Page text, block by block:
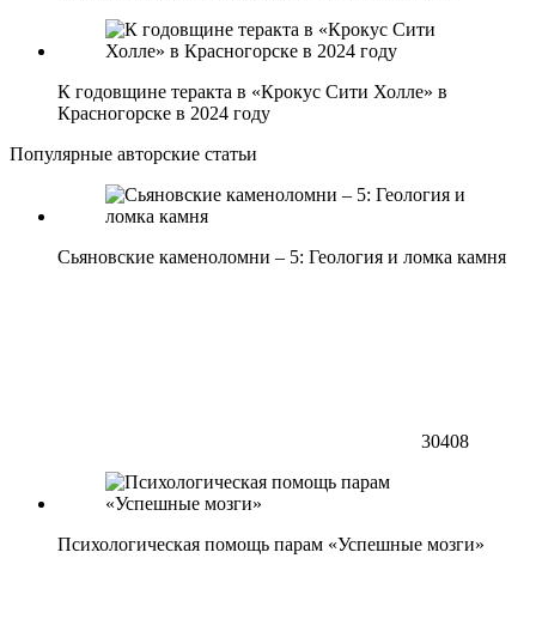
К годовщине теракта в «Крокус Сити Холле» в
Красногорске в 2024 году
Популярные авторские статьи
Сьяновские каменоломни – 5: Геология и ломка камня
30408
Психологическая помощь парам «Успешные мозги»